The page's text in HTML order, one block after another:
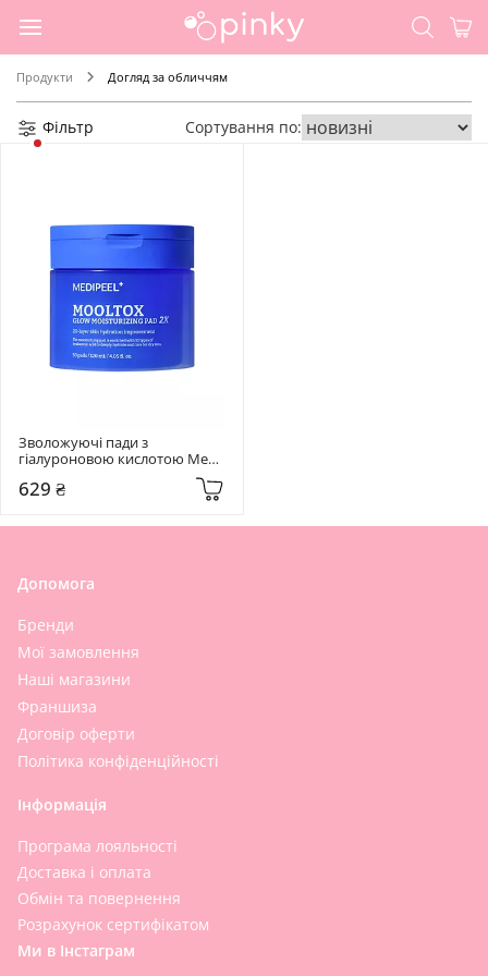
Продукти Догляд за обличчям
Фільтр Сортування по:
Зволожуючі пади з
гіалуроновою кислотою Medi-
Peel 120 мл Mooltox Glow 2x
629 ₴
Допомога
Бренди
Мої замовлення
Наші магазини
Франшиза
Договір оферти
Політика конфіденційності
Інформація
Програма лояльності
Доставка і оплата
Обмін та повернення
Розрахунок сертифікатом
Ми в Інстаграм